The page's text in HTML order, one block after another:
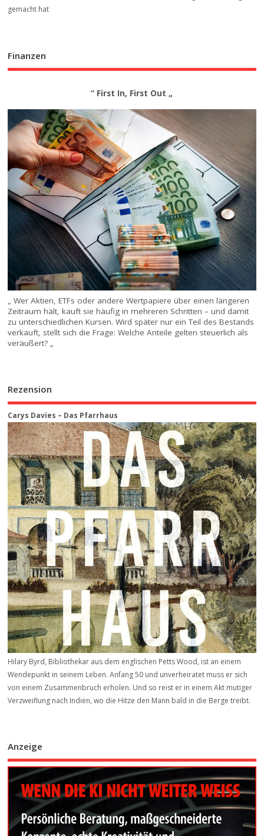
gemacht hat
Finanzen
“ First In, First Out „
„ Wer Aktien, ETFs oder andere Wertpapiere über einen längeren
Zeitraum hält, kauft sie häufig in mehreren Schritten – und damit
zu unterschiedlichen Kursen. Wird später nur ein Teil des Bestands
verkauft, stellt sich die Frage: Welche Anteile gelten steuerlich als
veräußert? „
Rezension
Carys Davies – Das Pfarrhaus
Hilary Byrd, Bibliothekar aus dem englischen Petts Wood, ist an einem
Wendepunkt in seinem Leben. Anfang 50 und unverheiratet muss er sich
von einem Zusammenbruch erholen. Und so reist er in einem Akt mutiger
Verzweiflung nach Indien, wo die Hitze den Mann bald in die Berge treibt.
Anzeige